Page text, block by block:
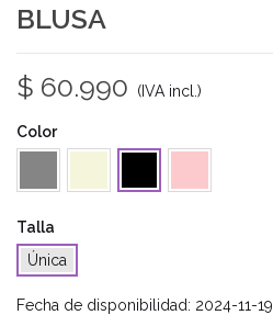
BLUSA
$ 60.990 (IVA incl.)
Color
Talla
Única
Fecha de disponibilidad: 2024-11-19